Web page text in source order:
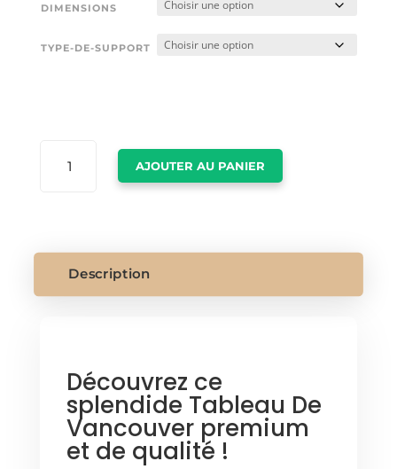
DIMENSIONS
TYPE-DE-SUPPORT
AJOUTER AU PANIER
Description
Découvrez ce
splendide Tableau De
Vancouver premium
et de qualité !